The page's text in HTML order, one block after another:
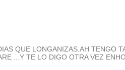
QUE LONGANIZAS.AH TENGO
...Y TE LO DIGO OTRA VEZ